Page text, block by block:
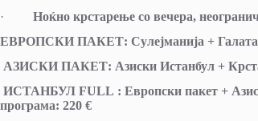
· Ноќно крстарење со вечера,
ЕВРОПСКИ ПАКЕТ: Сулејманија + Галата
АЗИСКИ ПАКЕТ: Азиски Истанбул +
ИСТАНБУЛ FULL : Европски пакет +
програма: 220 €